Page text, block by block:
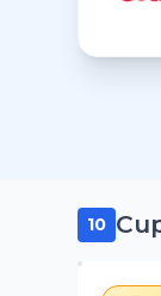
10